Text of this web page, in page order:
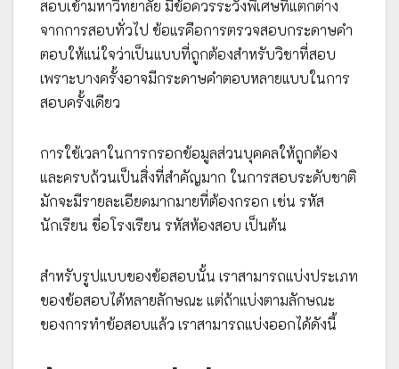
สอบเข้ามหาวิทยาลัย มีข้อควรระวังพิเศษที่แตกต่าง
จากการสอบทั่วไป ข้อแรคือการตรวจสอบกระดาษคำ
ตอบให้แน่ใจว่าเป็นแบบที่ถูกต้องสำหรับวิชาที่สอบ
เพราะบางครั้งอาจมีกระดาษคำตอบหลายแบบในการ
สอบครั้งเดียว
การใช้เวลาในการกรอกข้อมูลส่วนบุคคลให้ถูกต้อง
และครบถ้วนเป็นสิ่งที่สำคัญมาก ในการสอบระดับชาติ
มักจะมีรายละเอียดมากมายที่ต้องกรอก เช่น รหัส
นักเรียน ชื่อโรงเรียน รหัสห้องสอบ เป็นต้น
สำหรับรูปแบบของข้อสอบนั้น เราสามารถแบ่งประเภท
ของข้อสอบได้หลายลักษณะ แต่ถ้าแบ่งตามลักษณะ
ของการทำข้อสอบแล้ว เราสามารถแบ่งออกได้ดังนี้